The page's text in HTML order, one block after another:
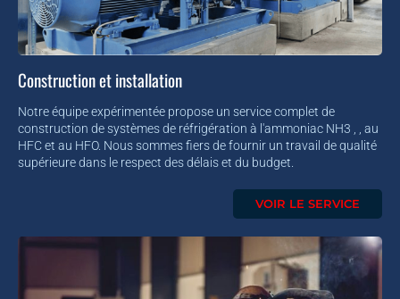
Construction et installation
Notre équipe expérimentée propose un service complet de
construction de systèmes de réfrigération à l'ammoniac NH3 , , au
HFC et au HFO. Nous sommes fiers de fournir un travail de qualité
supérieure dans le respect des délais et du budget.
VOIR LE SERVICE